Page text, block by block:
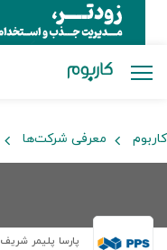
کاربوم معرفی شرکت‌ها
پارسا پلیمر شریف